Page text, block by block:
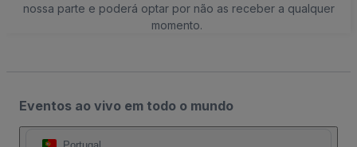
nossa parte e poderá optar por não as receber a qualquer
momento.
Eventos ao vivo em todo o mundo